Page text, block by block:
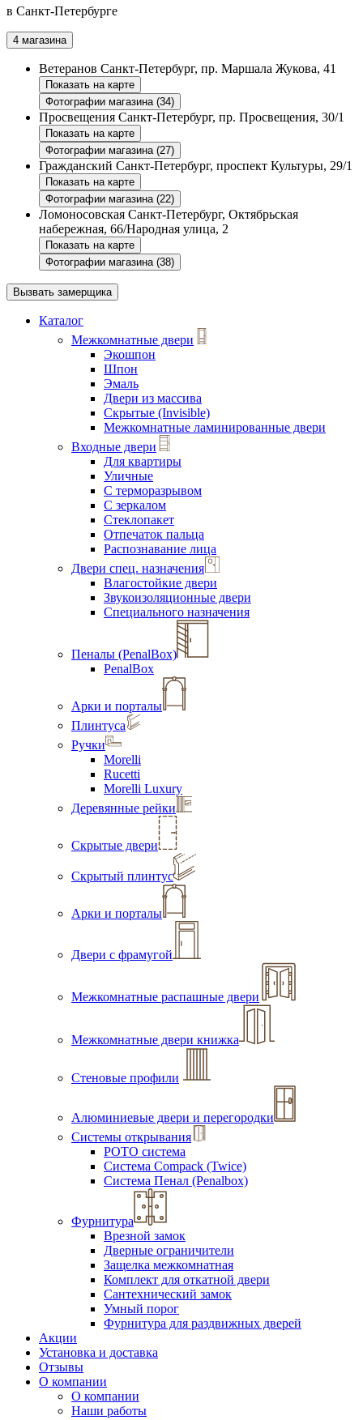
в Санкт-Петербурге
4 магазина
Ветеранов Санкт-Петербург, пр. Маршала Жукова, 41
Показать на карте
Фотографии магазина (34)
Просвещения Санкт-Петербург, пр. Просвещения, 30/1
Показать на карте
Фотографии магазина (27)
Гражданский Санкт-Петербург, проспект Культуры, 29/1
Показать на карте
Фотографии магазина (22)
Ломоносовская Санкт-Петербург, Октябрьская
набережная, 66/Народная улица, 2
Показать на карте
Фотографии магазина (38)
Вызвать замерщика
Каталог
Межкомнатные двери
Экошпон
Шпон
Эмаль
Двери из массива
Скрытые (Invisible)
Межкомнатные ламинированные двери
Входные двери
Для квартиры
Уличные
С терморазрывом
С зеркалом
Стеклопакет
Отпечаток пальца
Распознавание лица
Двери спец. назначения
Влагостойкие двери
Звукоизоляционные двери
Специального назначения
Пеналы (PenalBox)
PenalBox
Арки и порталы
Плинтуса
Ручки
Morelli
Rucetti
Morelli Luxury
Деревянные рейки
Скрытые двери
Скрытый плинтус
Арки и порталы
Двери с фрамугой
Межкомнатные распашные двери
Межкомнатные двери книжка
Стеновые профили
Алюминиевые двери и перегородки
Системы открывания
РОТО система
Система Compack (Twice)
Система Пенал (Penalbox)
Фурнитура
Врезной замок
Дверные ограничители
Защелка межкомнатная
Комплект для откатной двери
Сантехнический замок
Умный порог
Фурнитура для раздвижных дверей
Акции
Установка и доставка
Отзывы
О компании
О компании
Наши работы